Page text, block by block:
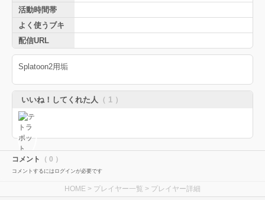
活動時間帯
よく使うブキ
配信URL
Splatoon2用垢
いいね！してくれた人 （ 1 ）
コメント （ 0 ）
コメントするにはログインが必要です
HOME > プレイヤー一覧 > プレイヤー詳細